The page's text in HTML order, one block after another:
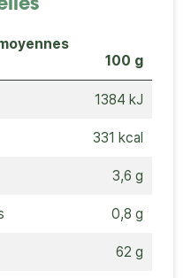
100 g
1384 kJ
331 kcal
3,6 g
0,8 g
62 g